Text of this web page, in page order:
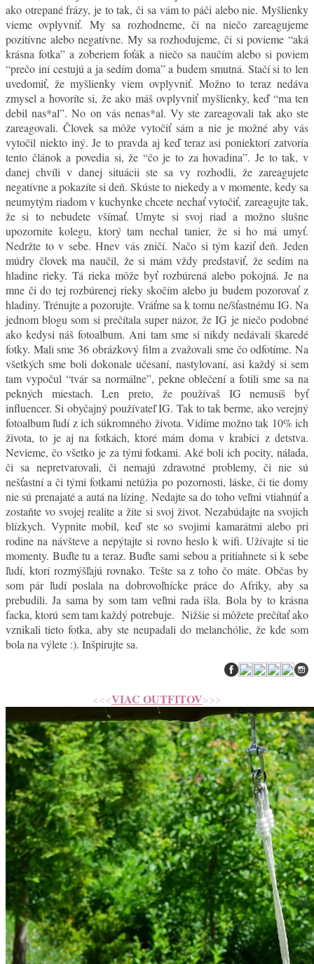
ako otrepané frázy, je to tak, či sa vám to páči alebo nie. Myšlienky
vieme ovplyvniť. My sa rozhodneme, či na niečo zareagujeme
pozitívne alebo negatívne. My sa rozhodujeme, či si povieme “aká
krásna fotka” a zoberiem foťák a niečo sa naučím alebo si poviem
“prečo iní cestujú a ja sedím doma” a budem smutná. Stačí si to len
uvedomiť, že myšlienky viem ovplyvniť. Možno to teraz nedáva
zmysel a hovoríte si, že ako máš ovplyvniť myšlienky, keď “ma ten
debil nas*al”. No on vás nenas*al. Vy ste zareagovali tak ako ste
zareagovali. Človek sa môže vytočiť sám a nie je možné aby vás
vytočil niekto iný. Je to pravda aj keď teraz asi poniektorí zatvoria
tento článok a povedia si, že “čo je to za hovadina”. Je to tak, v
danej chvíli v danej situácii ste sa vy rozhodli, že zareagujete
negatívne a pokazíte si deň. Skúste to niekedy a v momente, kedy sa
neumytým riadom v kuchynke chcete nechať vytočiť, zareagujte tak,
že si to nebudete všímať. Umyte si svoj riad a možno slušne
upozornite kolegu, ktorý tam nechal tanier, že si ho má umyť.
Nedržte to v sebe. Hnev vás zničí. Načo si tým kaziť deň. Jeden
múdry človek ma naučil, že si mám vždy predstaviť, že sedím na
hladine rieky. Tá rieka môže byť rozbúrená alebo pokojná. Je na
mne či do tej rozbúrenej rieky skočím alebo ju budem pozorovať z
hladiny. Trénujte a pozorujte. Vráťme sa k tomu ne/šťastnému IG. Na
jednom blogu som si prečítala super názor, že IG je niečo podobné
ako kedysi náš fotoalbum. Ani tam sme si nikdy nedávali škaredé
fotky. Mali sme 36 obrázkový film a zvažovali sme čo odfotíme. Na
všetkých sme boli dokonale učesaní, nastylovaní, asi každý si sem
tam vypočul “tvár sa normálne”, pekne oblečení a fotili sme sa na
pekných miestach. Len preto, že používaš IG nemusíš byť
influencer. Si obyčajný používateľ IG. Tak to tak berme, ako verejný
fotoalbum ľudí z ich súkromného života. Vidíme možno tak 10% ich
života, to je aj na fotkách, ktoré mám doma v krabici z detstva.
Nevieme, čo všetko je za tými fotkami. Aké boli ich pocity, nálada,
či sa nepretvarovali, či nemajú zdravotné problemy, či nie sú
nešťastní a či tými fotkami netúžia po pozornosti, láske, či tie domy
nie sú prenajaté a autá na lízing. Nedajte sa do toho veľmi vtiahnúť a
zostaňte vo svojej realite a žite si svoj život. Nezabúdajte na svojich
blízkych. Vypnite mobil, keď ste so svojimi kamarátmi alebo pri
rodine na návšteve a nepýtajte si rovno heslo k wifi. Užívajte si tie
momenty. Buďte tu a teraz. Buďte sami sebou a pritiahnete si k sebe
ľudí, ktorí rozmýšľajú rovnako. Tešte sa z toho čo máte. Občas by
som pár ľudí poslala na dobrovoľnícke práce do Afriky, aby sa
prebudili. Ja sama by som tam veľmi rada išla. Bola by to krásna
facka, ktorú sem tam každý potrebuje. Nižšie si môžete prečítať ako
vznikali tieto fotka, aby ste neupadali do melanchólie, že kde som
bola na výlete :). Inšpirujte sa.
<<<VIAC OUTFITOV>>>